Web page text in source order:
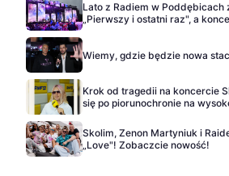
Lato z Radiem w Poddębicach
„Pierwszy i ostatni raz", a
Wiemy, gdzie będzie nowa
Krok od tragedii na koncercie
się po piorunochronie na
Skolim, Zenon Martyniuk i
„Love"! Zobaczcie nowość!